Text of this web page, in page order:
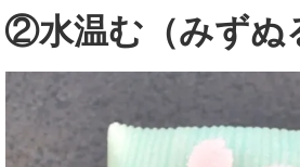
②水温む（みずぬ